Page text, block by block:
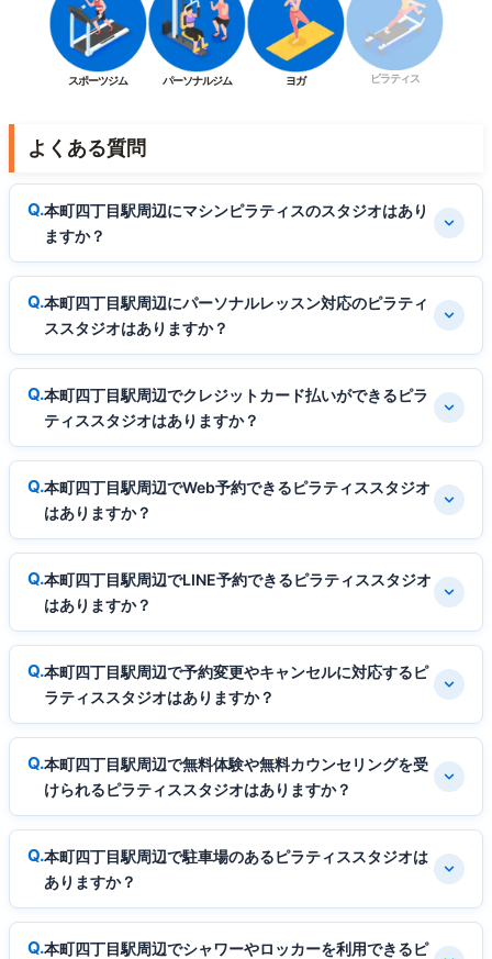
スポーツジム パーソナルジム ヨガ ピラティス
よくある質問
本町四丁目駅周辺にマシンピラティスのスタジオはあり
ますか？
本町四丁目駅周辺にパーソナルレッスン対応のピラティ
ススタジオはありますか？
本町四丁目駅周辺でクレジットカード払いができるピラ
ティススタジオはありますか？
本町四丁目駅周辺でWeb予約できるピラティススタジオ
はありますか？
本町四丁目駅周辺でLINE予約できるピラティススタジオ
はありますか？
本町四丁目駅周辺で予約変更やキャンセルに対応するピ
ラティススタジオはありますか？
本町四丁目駅周辺で無料体験や無料カウンセリングを受
けられるピラティススタジオはありますか？
本町四丁目駅周辺で駐車場のあるピラティススタジオは
ありますか？
本町四丁目駅周辺でシャワーやロッカーを利用できるピ